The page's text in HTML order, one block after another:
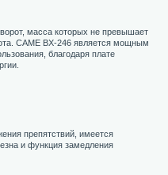
масса которых не превышает
CAME BX-246 является мощным
благодаря плате
препятствий, имеется
и функция замедления